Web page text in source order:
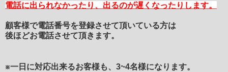
電話に出られなかったり、 出るのが遅くなったりします。
顧客様で電話番号を登録させて頂いている方は
後ほどお電話させて頂きます。
※一日に対応出来るお客様も、3~4名様になります。